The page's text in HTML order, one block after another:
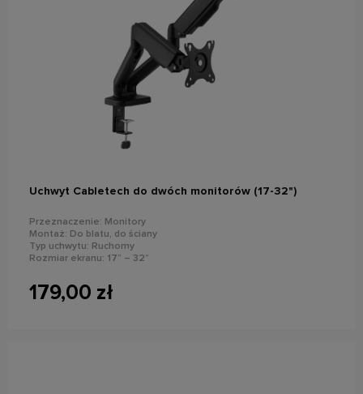
Uchwyt Cabletech do dwóch monitorów (17-32")
Przeznaczenie: Monitory
Montaż: Do blatu, do ściany
Typ uchwytu: Ruchomy
Rozmiar ekranu: 17” – 32”
Standard VESA: 75x75, 100x100
179,00 zł